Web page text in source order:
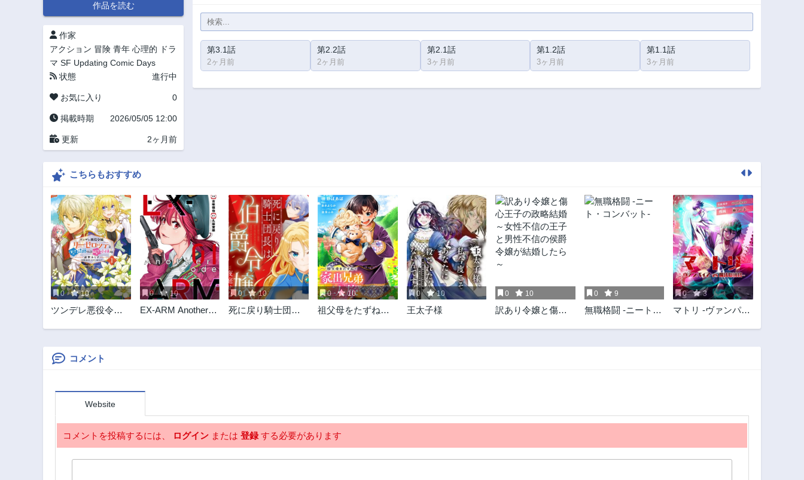
作品を読む
作家
アクション 冒険 青年 心理的
ドラ
マ SF Updating Comic Days
状態
進行中
お気に入り 0
掲載時期 2026/05/05 12:00
更新 2ヶ月前
第3.1話
2ヶ月前
第2.2話
2ヶ月前
第2.1話
3ヶ月前
第1.2話
3ヶ月前
第1.1話
3ヶ月前
こちらもおすすめ
0 10
ツンデレ悪役令嬢
0 10
EX-ARM Another
0 10
死に戻り騎士団長
0 10
祖父母をたずねて
0 10
王太子様
0 10
訳あり令嬢と傷心
男性不信の侯爵令
0 9
無職格闘 -ニート・
0 3
マトリ -ヴァンパイ
コメント
Website
コメントを投稿するには、 ログイン または 登録する必要があります